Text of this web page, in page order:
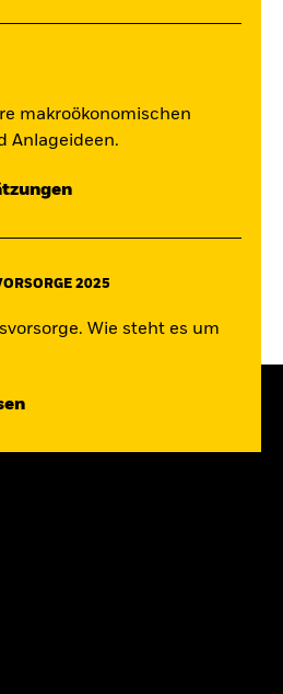
makroökonomischen
Anlageideen.
2025
Wie steht es um